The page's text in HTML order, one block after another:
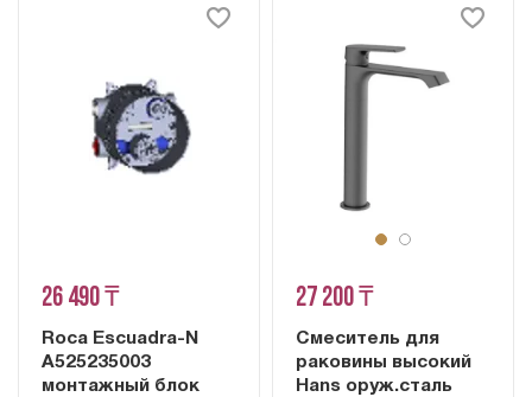
26 490 ₸
Roca Escuadra-N
A525235003
монтажный блок
27 200 ₸
Смеситель для
раковины высокий
Hans оруж.сталь